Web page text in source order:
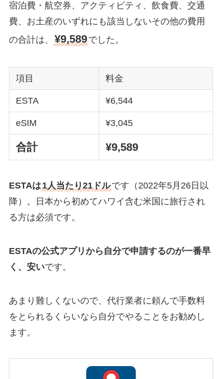
宿泊費・航空券、アクティビティ、飲食費、交通
費、お土産のいずれにも該当しないその他の費用
の合計は、
¥9,589でした。
項目 料金
ESTA ¥6,544
eSIM ¥3,045
合計 ¥9,589
ESTAは1人当たり21ドルです（2022年5月26日以
降）。日本から初めてハワイ含む米国に旅行され
る方は必須です。
ESTAの公式アプリから自分で申請するのが一番早
く、安いです。
あまり難しくないので、代行業者に頼んで手数料
をとられるくらいなら自分でやることをお勧めし
ます。